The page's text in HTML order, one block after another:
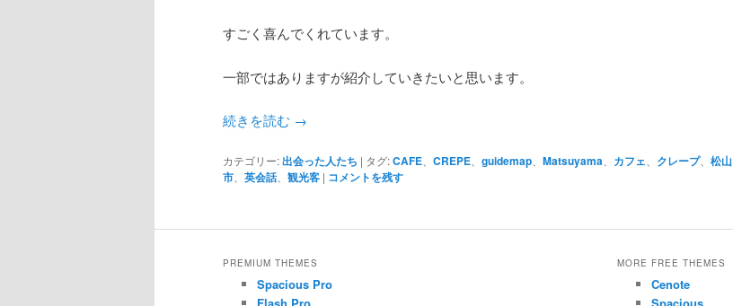
すごく喜んでくれています。
一部ではありますが紹介していきたいと思います。
続きを読む →
カテゴリー:出会った人たち | タグ:CAFE CREPE guidemap Matsuyama カフェ クレープ、 松山
市
英会話、 観光客 | コメントを残す
PREMIUM THEMES
Spacious Pro
MORE FREE THEMES
Cenote